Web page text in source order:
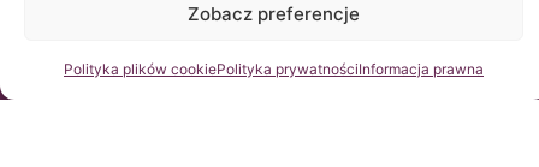
Zobacz preferencje
Polityka plików cookiePolityka prywatnościInformacja prawna
Skontaktuj się z nami